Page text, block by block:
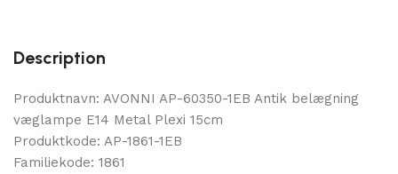
Description
Produktnavn: AVONNI AP-60350-1EB Antik belægning
væglampe E14 Metal Plexi 15cm
Produktkode: AP-1861-1EB
Familiekode: 1861